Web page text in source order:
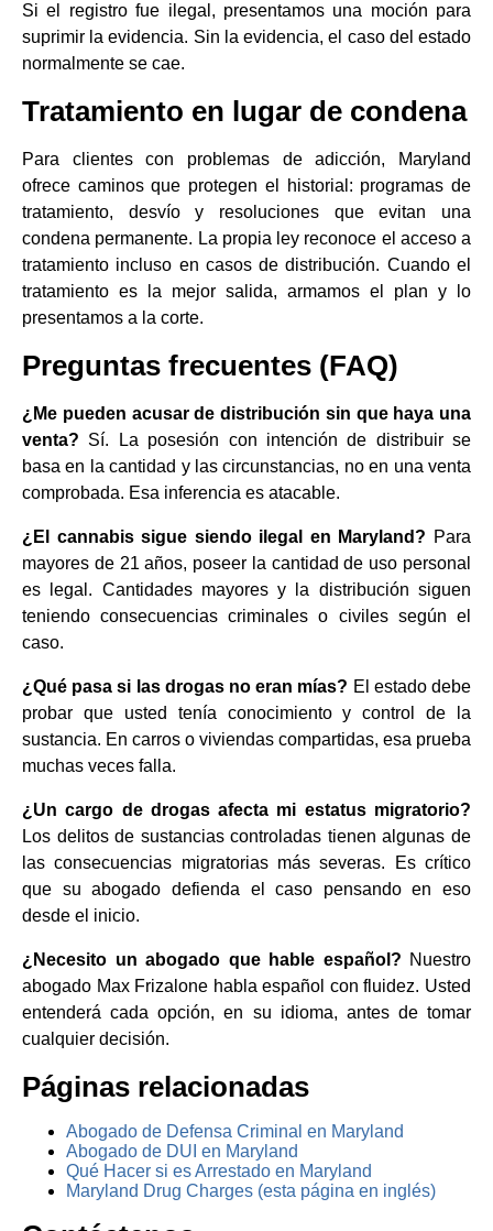
Si el registro fue ilegal, presentamos una moción para
suprimir la evidencia. Sin la evidencia, el caso del estado
normalmente se cae.
Tratamiento en lugar de condena
Para clientes con problemas de adicción, Maryland
ofrece caminos que protegen el historial: programas de
tratamiento, desvío y resoluciones que evitan una
condena permanente. La propia ley reconoce el acceso a
tratamiento incluso en casos de distribución. Cuando el
tratamiento es la mejor salida, armamos el plan y lo
presentamos a la corte.
Preguntas frecuentes (FAQ)
¿Me pueden acusar de distribución sin que haya una
venta? Sí. La posesión con intención de distribuir se
basa en la cantidad y las circunstancias, no en una venta
comprobada. Esa inferencia es atacable.
¿El cannabis sigue siendo ilegal en Maryland? Para
mayores de 21 años, poseer la cantidad de uso personal
es legal. Cantidades mayores y la distribución siguen
teniendo consecuencias criminales o civiles según el
caso.
¿Qué pasa si las drogas no eran mías? El estado debe
probar que usted tenía conocimiento y control de la
sustancia. En carros o viviendas compartidas, esa prueba
muchas veces falla.
¿Un cargo de drogas afecta mi estatus migratorio?
Los delitos de sustancias controladas tienen algunas de
las consecuencias migratorias más severas. Es crítico
que su abogado defienda el caso pensando en eso
desde el inicio.
¿Necesito un abogado que hable español? Nuestro
abogado Max Frizalone habla español con fluidez. Usted
entenderá cada opción, en su idioma, antes de tomar
cualquier decisión.
Páginas relacionadas
Abogado de Defensa Criminal en Maryland
Abogado de DUI en Maryland
Qué Hacer si es Arrestado en Maryland
Maryland Drug Charges (esta página en inglés)